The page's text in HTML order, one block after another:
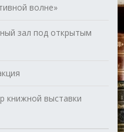
волне»
зал под открытым
книжной выставки